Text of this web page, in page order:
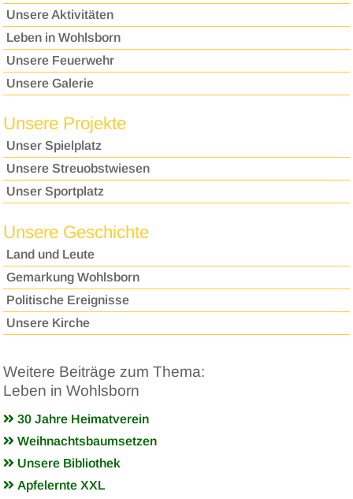
Unsere Aktivitäten
Leben in Wohlsborn
Unsere Feuerwehr
Unsere Galerie
Unsere Projekte
Unser Spielplatz
Unsere Streuobstwiesen
Unser Sportplatz
Unsere Geschichte
Land und Leute
Gemarkung Wohlsborn
Politische Ereignisse
Unsere Kirche
Weitere Beiträge zum Thema:
Leben in Wohlsborn
30 Jahre Heimatverein
Weihnachtsbaumsetzen
Unsere Bibliothek
Apfelernte XXL